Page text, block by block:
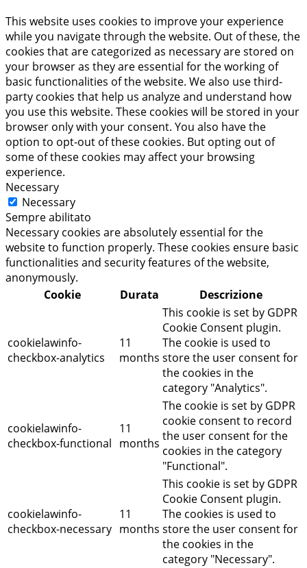
This website uses cookies to improve your experience
while you navigate through the website. Out of these, the
cookies that are categorized as necessary are stored on
your browser as they are essential for the working of
basic functionalities of the website. We also use third-
party cookies that help us analyze and understand how
you use this website. These cookies will be stored in your
browser only with your consent. You also have the
option to opt-out of these cookies. But opting out of
some of these cookies may affect your browsing
experience.
Necessary
Necessary
Sempre abilitato
Necessary cookies are absolutely essential for the
website to function properly. These cookies ensure basic
functionalities and security features of the website,
anonymously.
Cookie
Durata Descrizione
cookielawinfo-
checkbox-analytics
11
months
This cookie is set by GDPR
Cookie Consent plugin.
The cookie is used to
store the user consent for
the cookies in the
category "Analytics".
cookielawinfo-
checkbox-functional
11
months
The cookie is set by GDPR
cookie consent to record
the user consent for the
cookies in the category
"Functional".
cookielawinfo-
checkbox-necessary
11
months
This cookie is set by GDPR
Cookie Consent plugin.
The cookies is used to
store the user consent for
the cookies in the
category "Necessary".